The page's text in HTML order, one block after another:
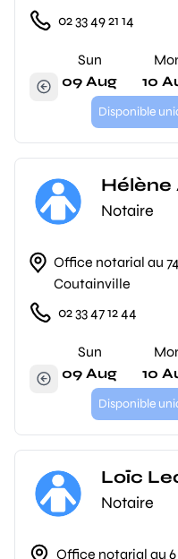
02 33 49 21 14
Sun
09 Aug
10
Disponible
Hélène
Notaire
Office notarial au
Coutainville
02 33 47 12 44
Sun
09 Aug
10
Disponible
Loïc
Notaire
Office notarial au 6